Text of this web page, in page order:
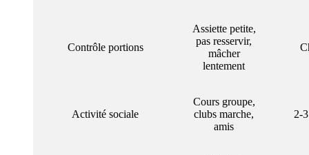
Contrôle portions
Assiette petite,
pas resservir,
mâcher
lentement
Activité sociale
Cours groupe,
clubs marche,
amis
2-